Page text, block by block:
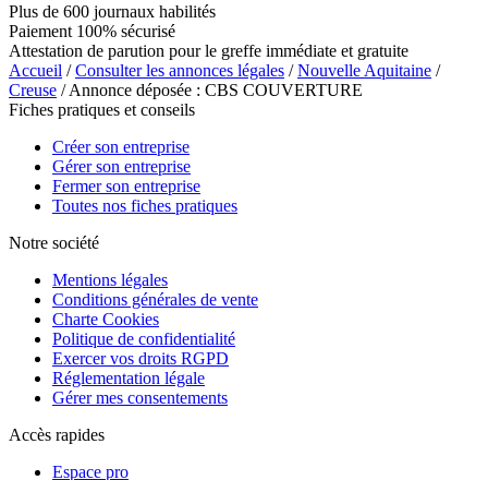
Plus de 600 journaux habilités
Paiement 100% sécurisé
Attestation de parution pour le greffe immédiate et gratuite
Accueil /Consulter les annonces légales /Nouvelle Aquitaine /
Creuse / Annonce déposée : CBS COUVERTURE
Fiches pratiques et conseils
Créer son entreprise
Gérer son entreprise
Fermer son entreprise
Toutes nos fiches pratiques
Notre société
Mentions légales
Conditions générales de vente
Charte Cookies
Politique de confidentialité
Exercer vos droits RGPD
Réglementation légale
Gérer mes consentements
Accès rapides
Espace pro